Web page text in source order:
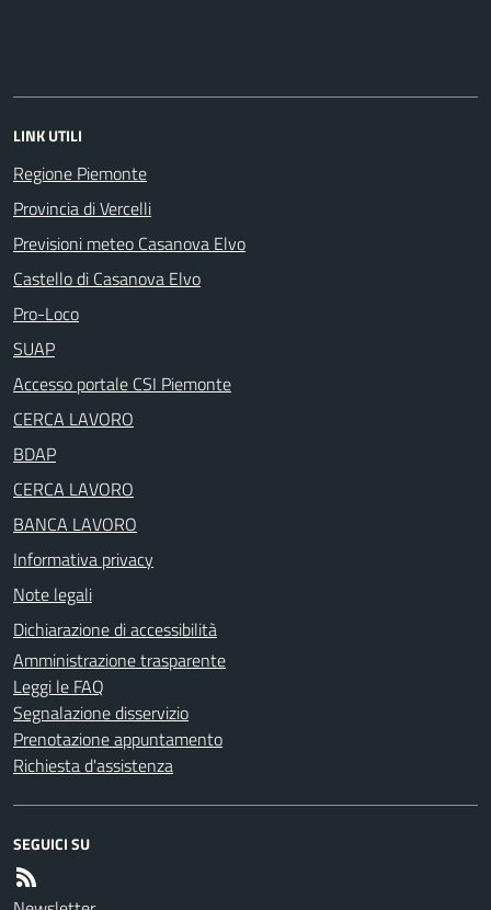
LINK UTILI
Regione Piemonte
Provincia di Vercelli
Previsioni meteo Casanova Elvo
Castello di Casanova Elvo
Pro-Loco
SUAP
Accesso portale CSI Piemonte
CERCA LAVORO
BDAP
CERCA LAVORO
BANCA LAVORO
Informativa privacy
Note legali
Dichiarazione di accessibilità
Amministrazione trasparente
Leggi le FAQ
Segnalazione disservizio
Prenotazione appuntamento
Richiesta d'assistenza
SEGUICI SU